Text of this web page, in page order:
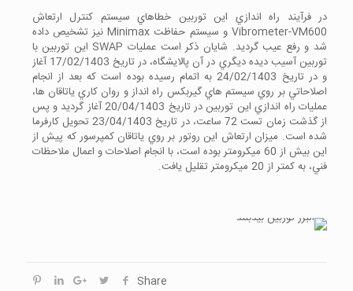
در فرآيند راه اندازي اين توربين خطاهاي سيستم كنترل ارتعاش
Vibrometer-VM600 و سيستم حفاظت Minimax نيز تشخيص داده
شد و رفع عيب گرديد. شايان ذكر است عمليات SWAP اين توربين با
توربين آسيب ديده ديگري در آن پالايشگاه، در تاريخ 17/02/1403 آغاز
و در تاريخ 24/02/1403 به اتمام رسيده بوده است كه بعد از انجام
اصلاحاتي بر روي سيستم هاي گيربكس راه انداز و روان كاري ياتاقان ها،
عمليات راه اندازي اين توربين در تاريخ 20/04/1403 آغاز گرديد و پس
از گذشت زمان تست 72 ساعت، در تاريخ 23/04/1403 تحويل كارفرما
شده است. ميزان ارتعاش اين روتور بر روي ياتاقان كمپرسور كه پيش از
اين بيش از 60 ميكرومتر بوده است، با انجام اصلاحات و اعمال ملاحظات
فني، به كمتر از 20 ميكرومتر تقليل يافت.
Share